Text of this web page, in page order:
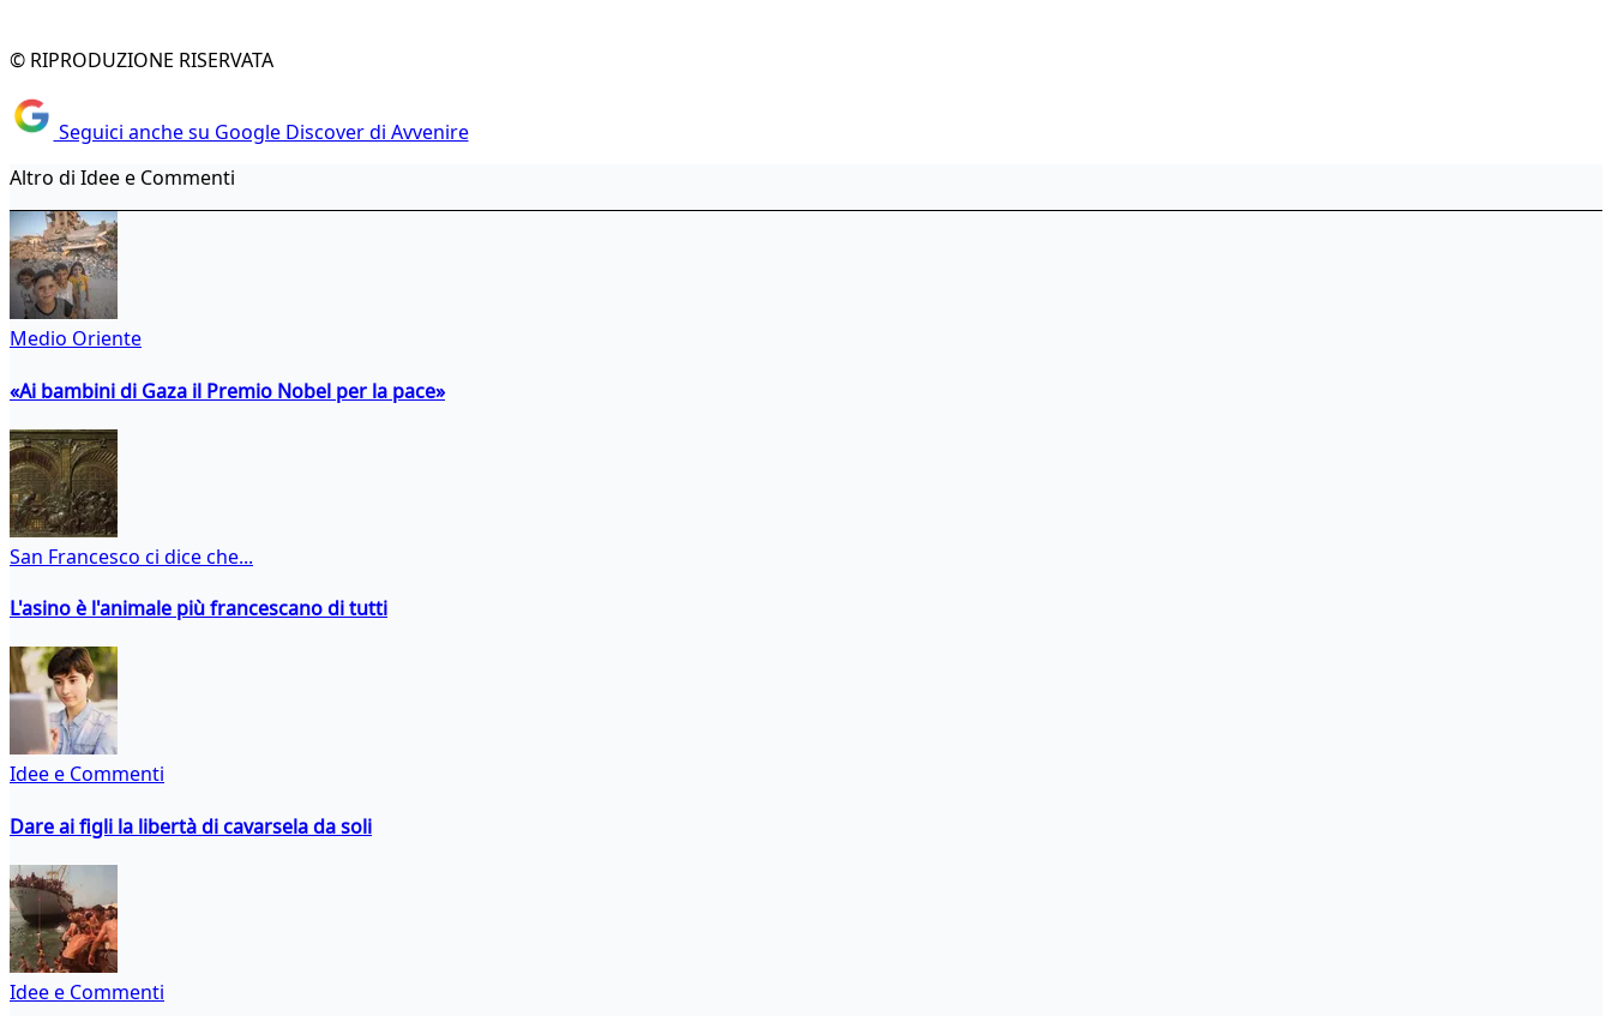
© RIPRODUZIONE RISERVATA
Seguici anche su Google Discover di Avvenire
Altro di Idee e Commenti
Medio Oriente
«Ai bambini di Gaza il Premio Nobel per la pace»
San Francesco ci dice che...
L'asino è l'animale più francescano di tutti
Idee e Commenti
Dare ai figli la libertà di cavarsela da soli
Idee e Commenti